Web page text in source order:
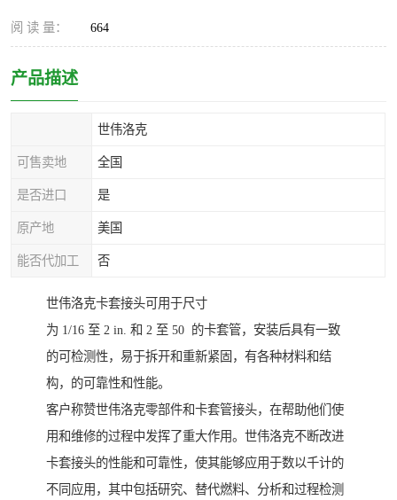
阅 读 量： 664
产品描述
世伟洛克
可售卖地 全国
是否进口 是
原产地 美国
能否代加工 否
世伟洛克卡套接头可用于尺寸
为 1/16 至 2 in. 和 2 至 50 的卡套管，安装后具有一致
的可检测性，易于拆开和重新紧固，有各种材料和结
构，的可靠性和性能。
客户称赞世伟洛克零部件和卡套管接头，在帮助他们使
用和维修的过程中发挥了重大作用。世伟洛克不断改进
卡套接头的性能和可靠性，使其能够应用于数以千计的
不同应用，其中包括研究、替代燃料、分析和过程检测